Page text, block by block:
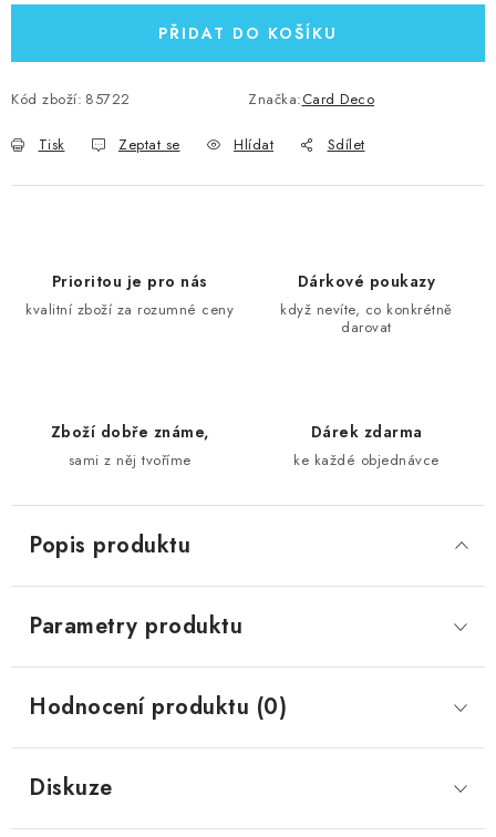
PŘIDAT DO KOŠÍKU
Kód zboží: 85722 Značka:Card Deco
Tisk Zeptat se Hlídat Sdílet
Prioritou je pro nás
kvalitní zboží za rozumné ceny
Dárkové poukazy
když nevíte, co konkrétně
darovat
Zboží dobře známe,
sami z něj tvoříme
Dárek zdarma
ke každé objednávce
Popis produktu
Parametry produktu
Hodnocení produktu (0)
Diskuze